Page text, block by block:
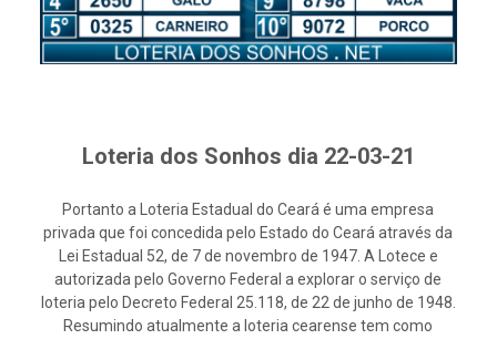
Loteria dos Sonhos dia 22-03-21
Portanto a Loteria Estadual do Ceará é uma empresa
privada que foi concedida pelo Estado do Ceará através da
Lei Estadual 52, de 7 de novembro de 1947. A Lotece e
autorizada pelo Governo Federal a explorar o serviço de
loteria pelo Decreto Federal 25.118, de 22 de junho de 1948.
Resumindo atualmente a loteria cearense tem como